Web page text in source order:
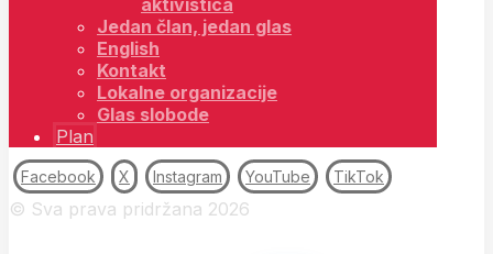
aktivistica
Jedan član, jedan glas
English
Kontakt
Lokalne organizacije
Glas slobode
Plan
Facebook X Instagram YouTube TikTok
© Sva prava pridržana 2026